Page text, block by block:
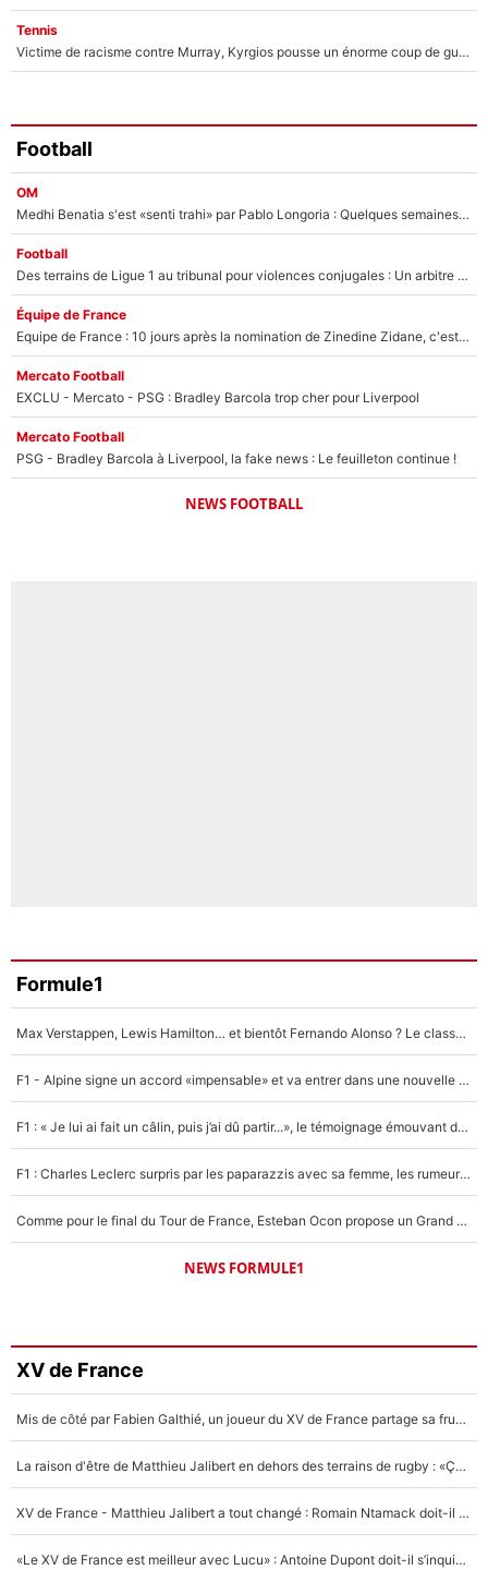
Tennis
Victime de racisme contre Murray, Kyrgios pousse un énorme coup de gueule !
Football
OM
Medhi Benatia s'est «senti trahi» par Pablo Longoria : Quelques semaines après son départ, l'ancien directeur de football de l'OM règle ses comptes
Football
Des terrains de Ligue 1 au tribunal pour violences conjugales : Un arbitre français encourt une peine de 18 mois de prison !
Équipe de France
Equipe de France : 10 jours après la nomination de Zinedine Zidane, c'est au tour de son fils de prendre un nouveau départ !
Mercato Football
EXCLU - Mercato - PSG : Bradley Barcola trop cher pour Liverpool
Mercato Football
PSG - Bradley Barcola à Liverpool, la fake news : Le feuilleton continue !
NEWS FOOTBALL
Formule1
Max Verstappen, Lewis Hamilton… et bientôt Fernando Alonso ? Le classement des pilotes les mieux payés en Formule 1 risque de changer !
F1 - Alpine signe un accord «impensable» et va entrer dans une nouvelle dimension : Grande nouvelle pour Pierre Gasly !
F1 : « Je lui ai fait un câlin, puis j’ai dû partir...», le témoignage émouvant de Max Verstappen sur sa fille
F1 : Charles Leclerc surpris par les paparazzis avec sa femme, les rumeurs étaient vraies !
Comme pour le final du Tour de France, Esteban Ocon propose un Grand Prix de Formule 1 à Paris : «Autour de l’Arc de Triomphe, ce serait génial» !
NEWS FORMULE1
XV de France
Mis de côté par Fabien Galthié, un joueur du XV de France partage sa frustration : «ils ne me l’ont pas dit tout de suite»
La raison d'être de Matthieu Jalibert en dehors des terrains de rugby : «Ça m'atteint autant que si tu touches à un membre de ma famille»
XV de France - Matthieu Jalibert a tout changé : Romain Ntamack doit-il s’inquiéter pour sa place à un an de la Coupe du monde ?
«Le XV de France est meilleur avec Lucu» : Antoine Dupont doit-il s’inquiéter pour sa place ?